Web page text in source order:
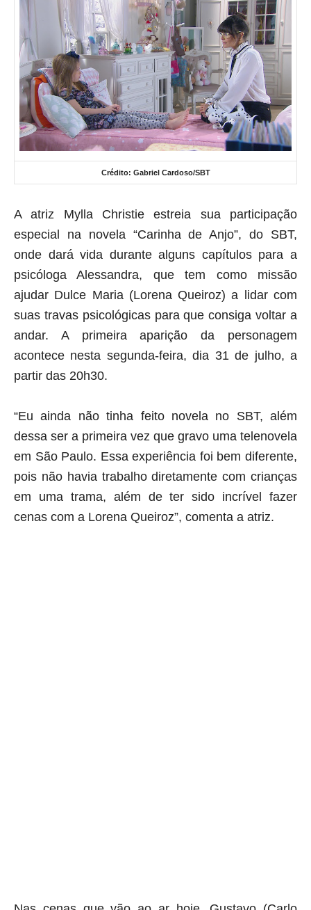
Crédito: Gabriel Cardoso/SBT
A atriz Mylla Christie estreia sua participação
especial na novela “Carinha de Anjo”, do SBT,
onde dará vida durante alguns capítulos para a
psicóloga Alessandra, que tem como missão
ajudar Dulce Maria (Lorena Queiroz) a lidar com
suas travas psicológicas para que consiga voltar a
andar. A primeira aparição da personagem
acontece nesta segunda-feira, dia 31 de julho, a
partir das 20h30.
“Eu ainda não tinha feito novela no SBT, além
dessa ser a primeira vez que gravo uma telenovela
em São Paulo. Essa experiência foi bem diferente,
pois não havia trabalho diretamente com crianças
em uma trama, além de ter sido incrível fazer
cenas com a Lorena Queiroz”, comenta a atriz.